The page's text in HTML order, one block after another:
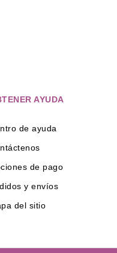
AYUDA
de ayuda
de pago
y envíos
del sitio